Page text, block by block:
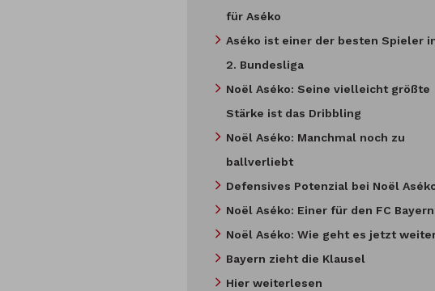
für Aséko
Aséko ist einer der besten Spieler
2. Bundesliga
Noël Aséko: Seine vielleicht größte
Stärke ist das Dribbling
Noël Aséko: Manchmal noch zu
ballverliebt
Defensives Potenzial bei Noël
Noël Aséko: Einer für den FC
Noël Aséko: Wie geht es jetzt
Bayern zieht die Klausel
Hier weiterlesen